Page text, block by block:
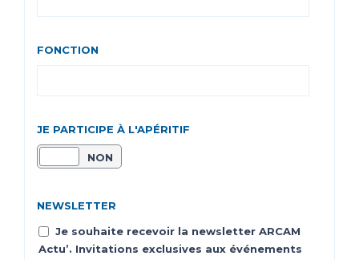
FONCTION
JE PARTICIPE À L'APÉRITIF
NON
NEWSLETTER
Je souhaite recevoir la newsletter ARCAM
Actu’. Invitations exclusives aux événements